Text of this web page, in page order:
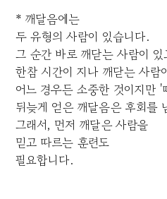
* 깨달음에는
두 유형의 사람이 있습니다.
그 순간 바로 깨닫는 사람이 있
한참 시간이 지나 깨닫는 사람
어느 경우든 소중한 것이지만 '
뒤늦게 얻은 깨달음은 후회를
그래서, 먼저 깨달은 사람을
믿고 따르는 훈련도
필요합니다.